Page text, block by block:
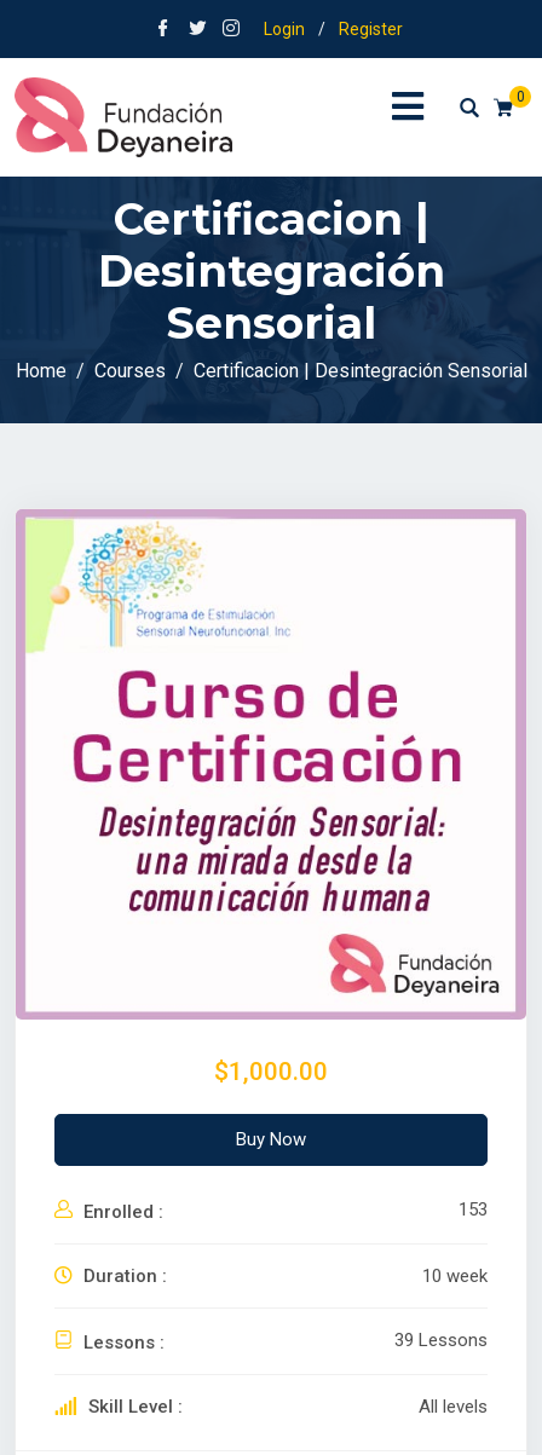
Login / Register
0
Certificacion |
Desintegración
Sensorial
Home Courses Certificacion | Desintegración Sensorial
$1,000.00
Buy Now
Enrolled : 153
Duration : 10 week
Lessons : 39 Lessons
Skill Level : All levels